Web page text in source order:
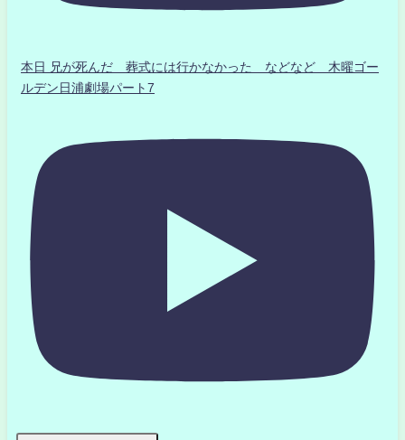
本日 兄が死んだ 葬式には行かなかった などなど 木曜ゴー
ルデン日浦劇場パート7